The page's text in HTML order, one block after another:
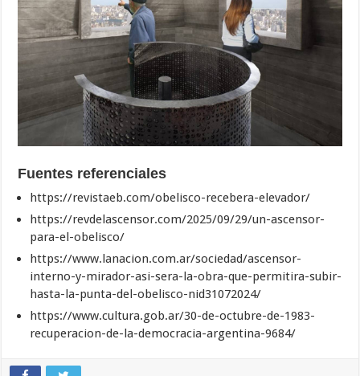
Fuentes referenciales
https://revistaeb.com/obelisco-recebera-elevador/
https://revdelascensor.com/2025/09/29/un-ascensor-
para-el-obelisco/
https://www.lanacion.com.ar/sociedad/ascensor-
interno-y-mirador-asi-sera-la-obra-que-permitira-subir-
hasta-la-punta-del-obelisco-nid31072024/
https://www.cultura.gob.ar/30-de-octubre-de-1983-
recuperacion-de-la-democracia-argentina-9684/